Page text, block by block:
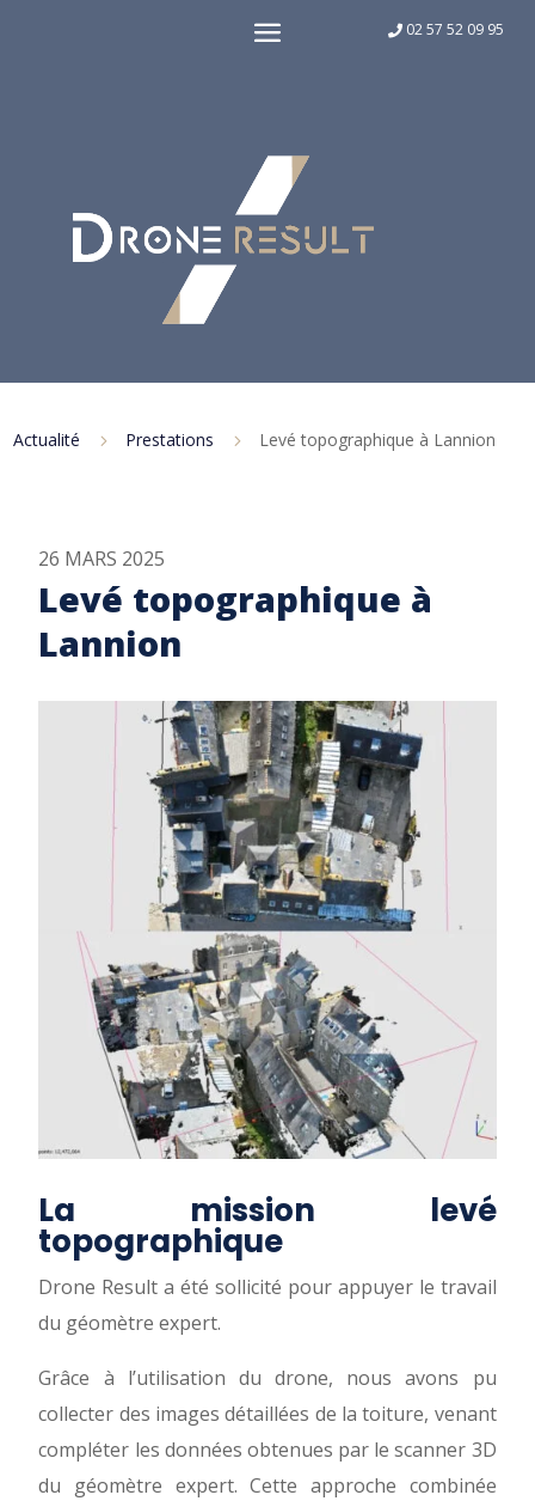
02 57 52 09 95
Actualité 5 Prestations 5 Levé topographique à Lannion
26 MARS 2025
Levé topographique à
Lannion
La mission levé
topographique
Drone Result a été sollicité pour appuyer le travail
du géomètre expert.
Grâce à l’utilisation du drone, nous avons pu
collecter des images détaillées de la toiture, venant
compléter les données obtenues par le scanner 3D
du géomètre expert. Cette approche combinée